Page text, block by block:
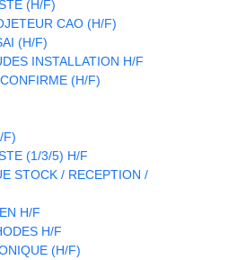
(H/F)
CAO (H/F)
(H/F)
INSTALLATION H/F
(H/F)
F)
(1/3/5) H/F
STOCK / RECEPTION /
H/F
H/F
(H/F)